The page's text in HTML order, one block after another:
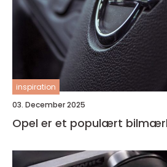
inspiration
03. December 2025
Opel er et populært